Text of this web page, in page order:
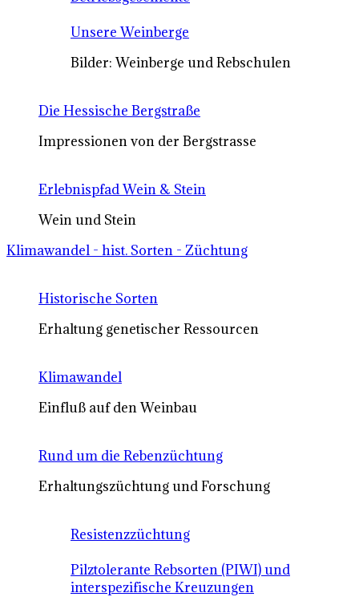
Unsere Weinberge
Bilder: Weinberge und Rebschulen
Die Hessische Bergstraße
Impressionen von der Bergstrasse
Erlebnispfad Wein & Stein
Wein und Stein
Klimawandel - hist. Sorten - Züchtung
Historische Sorten
Erhaltung genetischer Ressourcen
Klimawandel
Einfluß auf den Weinbau
Rund um die Rebenzüchtung
Erhaltungszüchtung und Forschung
Resistenzzüchtung
Pilztolerante Rebsorten (PIWI) und
interspezifische Kreuzungen